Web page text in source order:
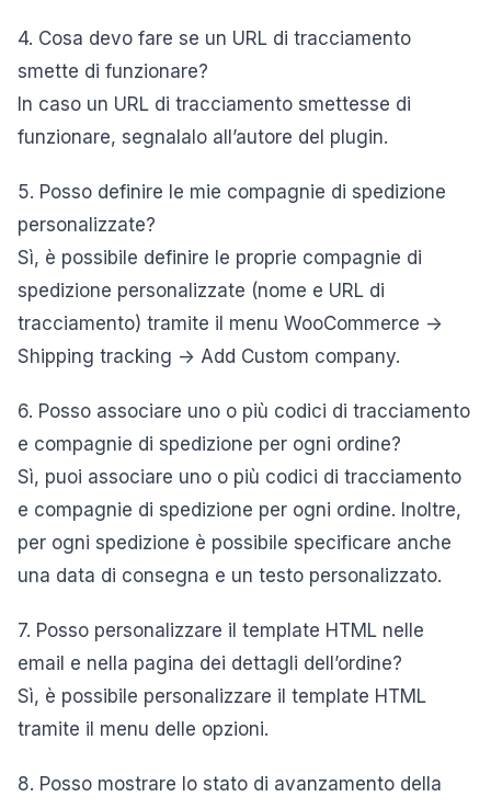
4. Cosa devo fare se un URL di tracciamento
smette di funzionare?
In caso un URL di tracciamento smettesse di
funzionare, segnalalo all’autore del plugin.
5. Posso definire le mie compagnie di spedizione
personalizzate?
Sì, è possibile definire le proprie compagnie di
spedizione personalizzate (nome e URL di
tracciamento) tramite il menu WooCommerce ->
Shipping tracking -> Add Custom company.
6. Posso associare uno o più codici di tracciamento
e compagnie di spedizione per ogni ordine?
Sì, puoi associare uno o più codici di tracciamento
e compagnie di spedizione per ogni ordine. Inoltre,
per ogni spedizione è possibile specificare anche
una data di consegna e un testo personalizzato.
7. Posso personalizzare il template HTML nelle
email e nella pagina dei dettagli dell’ordine?
Sì, è possibile personalizzare il template HTML
tramite il menu delle opzioni.
8. Posso mostrare lo stato di avanzamento della